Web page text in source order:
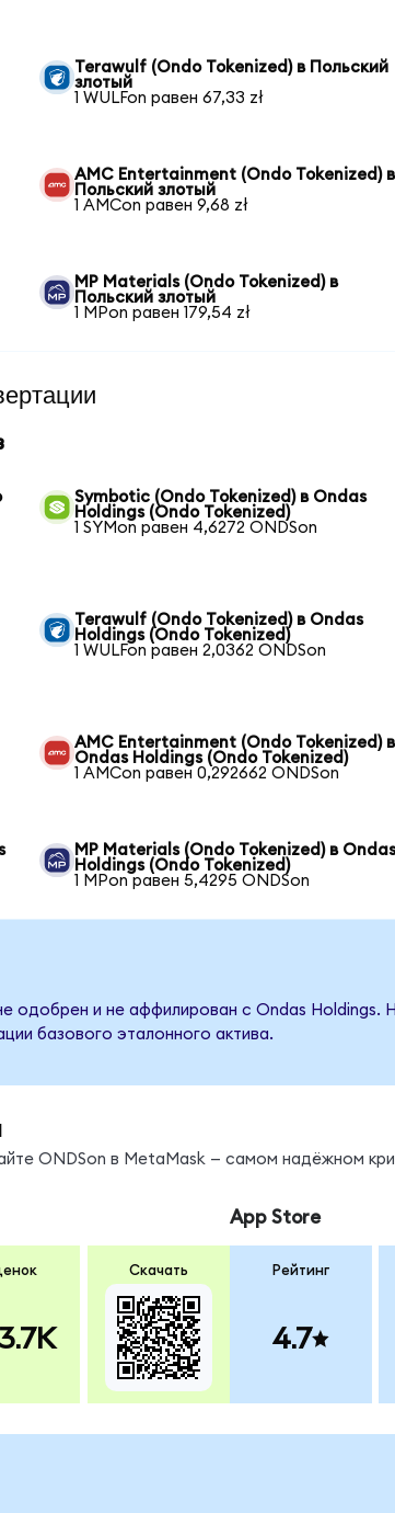
Terawulf (Ondo Tokenized) в Польский
злотый
1 WULFon равен 67,33 zł
AMC Entertainment (Ondo Tokenized) в
Польский злотый
1 AMCon равен 9,68 zł
MP Materials (Ondo Tokenized) в
Польский злотый
1 MPon равен 179,54 zł
Symbotic (Ondo Tokenized) в Ondas
Holdings (Ondo Tokenized)
1 SYMon равен 4,6272 ONDSon
Terawulf (Ondo Tokenized) в Ondas
Holdings (Ondo Tokenized)
1 WULFon равен 2,0362 ONDSon
AMC Entertainment (Ondo Tokenized) в
Ondas Holdings (Ondo Tokenized)
1 AMCon равен 0,292662 ONDSon
MP Materials (Ondo Tokenized) в
Holdings (Ondo Tokenized)
1 MPon равен 5,4295 ONDSon
одобрен и не аффилирован с Ondas Holdings.
базового эталонного актива.
ONDSon в MetaMask — самом надёжном
Скачать
App Store
Рейтинг
4.7